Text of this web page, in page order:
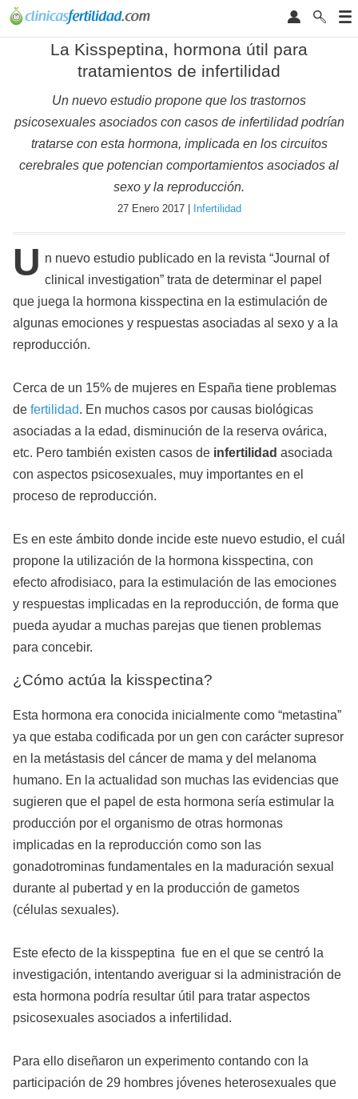
La Kisspeptina, hormona útil para
tratamientos de infertilidad
Un nuevo estudio propone que los trastornos
psicosexuales asociados con casos de infertilidad podrían
tratarse con esta hormona, implicada en los circuitos
cerebrales que potencian comportamientos asociados al
sexo y la reproducción.
27 Enero 2017 | Infertilidad
U n nuevo estudio publicado en la revista “Journal of
clinical investigation” trata de determinar el papel
que juega la hormona kisspectina en la estimulación de
algunas emociones y respuestas asociadas al sexo y a la
reproducción.
Cerca de un 15% de mujeres en España tiene problemas
de fertilidad. En muchos casos por causas biológicas
asociadas a la edad, disminución de la reserva ovárica,
etc. Pero también existen casos de infertilidad asociada
con aspectos psicosexuales, muy importantes en el
proceso de reproducción.
Es en este ámbito donde incide este nuevo estudio, el cuál
propone la utilización de la hormona kisspectina, con
efecto afrodisiaco, para la estimulación de las emociones
y respuestas implicadas en la reproducción, de forma que
pueda ayudar a muchas parejas que tienen problemas
para concebir.
¿Cómo actúa la kisspectina?
Esta hormona era conocida inicialmente como “metastina”
ya que estaba codificada por un gen con carácter supresor
en la metástasis del cáncer de mama y del melanoma
humano. En la actualidad son muchas las evidencias que
sugieren que el papel de esta hormona sería estimular la
producción por el organismo de otras hormonas
implicadas en la reproducción como son las
gonadotrominas fundamentales en la maduración sexual
durante al pubertad y en la producción de gametos
(células sexuales).
Este efecto de la kisspeptina fue en el que se centró la
investigación, intentando averiguar si la administración de
esta hormona podría resultar útil para tratar aspectos
psicosexuales asociados a infertilidad.
Para ello diseñaron un experimento contando con la
participación de 29 hombres jóvenes heterosexuales que